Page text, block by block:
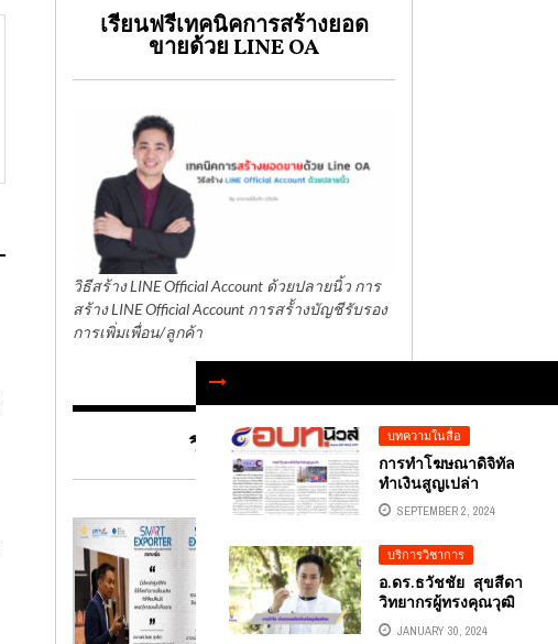
บทความในสื่อ
การทำโฆษณาดิจิทัล
ทำเงินสูญเปล่า
SEPTEMBER 2, 2024
บริการวิชาการ
อ.ดร.ธวัชชัย สุขสีดา
วิทยากรผู้ทรงคุณวุฒิ
การตลาดดิจิทัลและ
JANUARY 30, 2024
เรียนฟรีเทคนิคการสร้างยอด
ขายด้วย LINE OA
วิธีสร้าง LINE Official Account ด้วยปลายนิ้ว การ
สร้าง LINE Official Account การสร้้างบัญชีรับรอง
การเพิ่มเพื่อน/ลูกค้า
วิทยาการ